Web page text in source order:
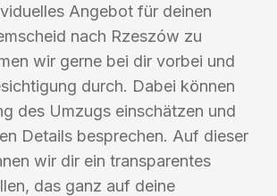
Angebot für deinen
nach Rzeszów zu
wir gerne bei dir vorbei und
durch. Dabei können
des Umzugs einschätzen und
Details besprechen. Auf dieser
wir dir ein transparentes
das ganz auf deine